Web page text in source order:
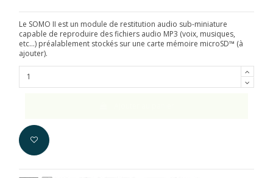
Le SOMO II est un module de restitution audio sub-miniature
capable de reproduire des fichiers audio MP3 (voix, musiques,
etc...) préalablement stockés sur une carte mémoire microSD™ (à
ajouter).